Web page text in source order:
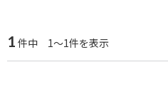
1 件中 1～1件を表示